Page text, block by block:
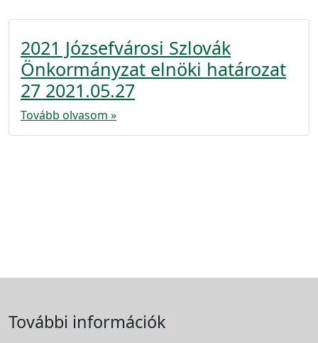
2021 Józsefvárosi Szlovák
Önkormányzat elnöki határozat
27 2021.05.27
Tovább olvasom »
További információk